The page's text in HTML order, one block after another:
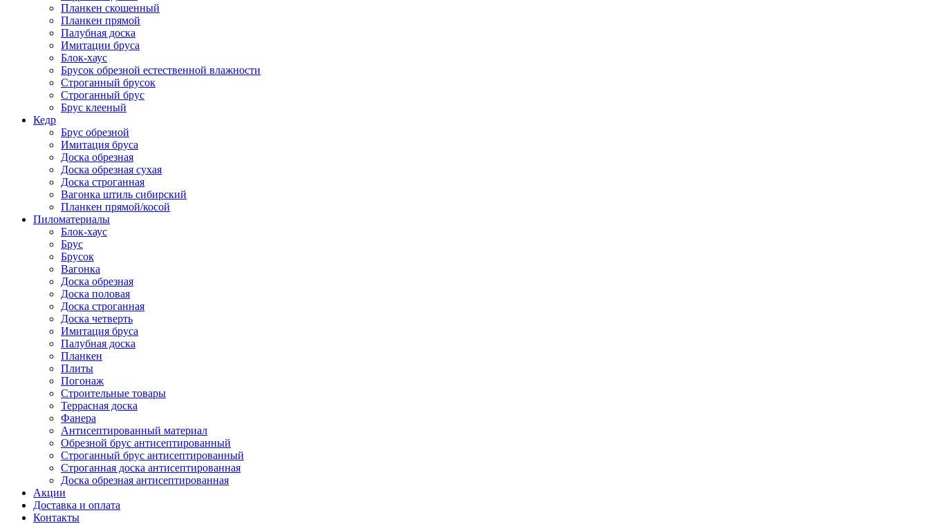
Планкен скошенный
Планкен прямой
Палубная доска
Имитации бруса
Блок-хаус
Брусок обрезной естественной влажности
Строганный брусок
Строганный брус
Брус клееный
Кедр
Брус обрезной
Имитация бруса
Доска обрезная
Доска обрезная сухая
Доска строганная
Вагонка штиль сибирский
Планкен прямой/косой
Пиломатериалы
Блок-хаус
Брус
Брусок
Вагонка
Доска обрезная
Доска половая
Доска строганная
Доска четверть
Имитация бруса
Палубная доска
Планкен
Плиты
Погонаж
Строительные товары
Террасная доска
Фанера
Антисептированный материал
Обрезной брус антисептированный
Строганный брус антисептированный
Строганная доска антисептированная
Доска обрезная антисептированная
Акции
Доставка и оплата
Контакты